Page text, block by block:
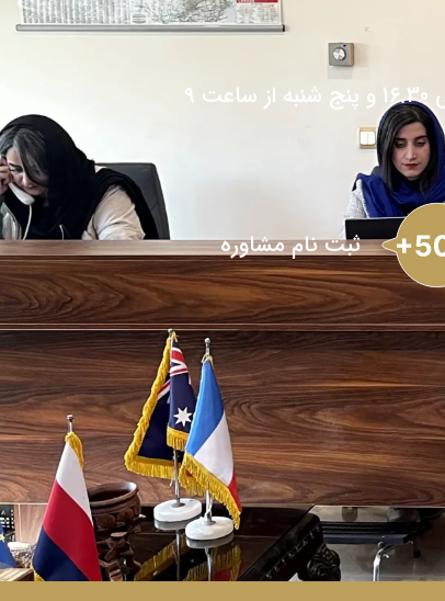
مشاورین متخصص و با تجربه در بخش های کانادا، آمریکا، اروپا و حقوق بین الملل از شنبه تا چهارشنبه از ساعت 9 الی 16.30 و پنج شنبه از ساعت 9
ثبت نام مشاوره